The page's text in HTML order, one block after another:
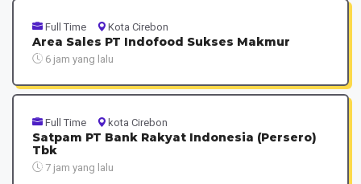
Full Time Kota Cirebon
Area Sales PT Indofood Sukses Makmur
6 jam yang lalu
Full Time kota Cirebon
Satpam PT Bank Rakyat Indonesia (Persero)
Tbk
7 jam yang lalu